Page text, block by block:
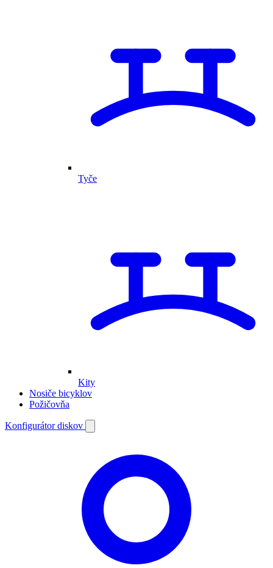
Tyče
Kity
Nosiče bicyklov
Požičovňa
Konfigurátor diskov
vyhľadávanie
Môj
účet